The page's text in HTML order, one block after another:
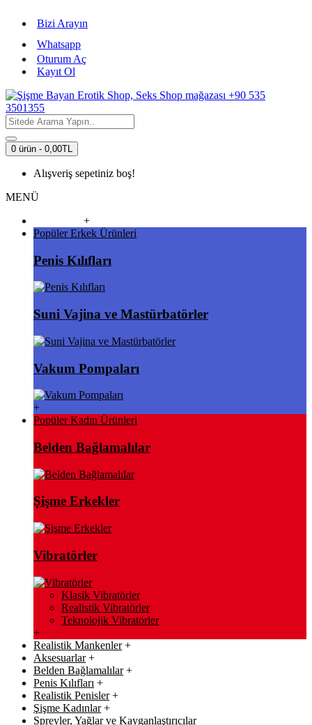
Bizi Arayın
Whatsapp
Oturum Aç
Kayıt Ol
0 ürün - 0,00TL
Alışveriş sepetiniz boş!
MENÜ
+
Popüler Erkek Ürünleri
Penis Kılıfları
Suni Vajina ve Mastürbatörler
Vakum Pompaları
+
Popüler Kadın Ürünleri
Belden Bağlamalılar
Şişme Erkekler
Vibratörler
Klasik Vibratörler
Realistik Vibratörler
Teknolojik Vibratörler
+
Realistik Mankenler +
Aksesuarlar +
Belden Bağlamalılar +
Penis Kılıfları +
Realistik Penisler +
Şişme Kadınlar +
Spreyler, Yağlar ve Kayganlaştırıcılar